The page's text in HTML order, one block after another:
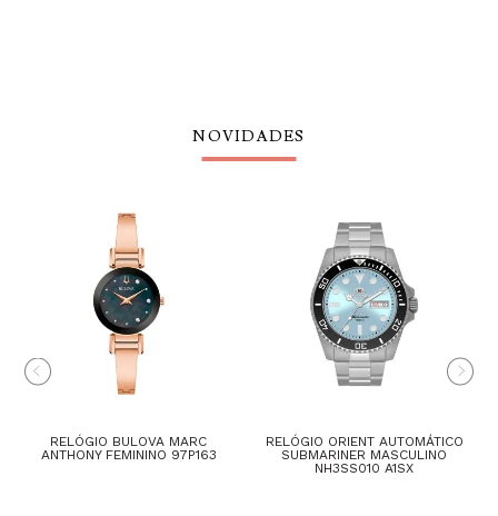
NOVIDADES
RELÓGIO BULOVA MARC
ANTHONY FEMININO 97P163
RELÓGIO ORIENT AUTOMÁTICO
SUBMARINER MASCULINO
NH3SS010 A1SX